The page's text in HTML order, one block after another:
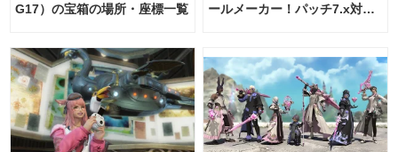
G17）の宝箱の場所・座標一覧
ールメーカー！パッチ7.x対応